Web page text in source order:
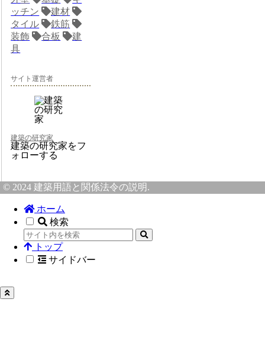
ッチン
建材
タイル
鉄筋
装飾
合板
建
具
サイト運営者
建築の研究家
建築の研究家をフ
ォローする
© 2024 建築用語と関係法令の説明.
ホーム
検索
トップ
サイドバー